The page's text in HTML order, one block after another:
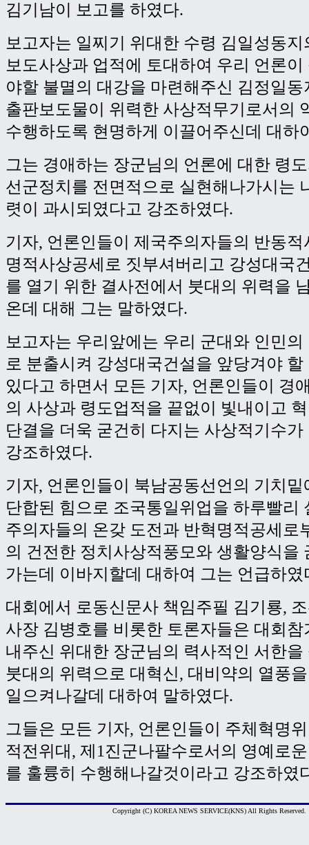
김기남이 보고를 하였다.
보고자는 일찌기 위대한 수령 김일성동
보도사상과 업적에 토대하여 우리 언론
야할 불멸의 대강을 마련해주신 김정일
출판보도물이 위력한 사상적무기로서의
수행하도록 현명하게 이끌어주신데 대하
그는 경애하는 장군님의 언론에 대한 령
선군정치를 전면적으로 실현해나가시는
렷이 과시되였다고 강조하였다.
기자, 언론인들이 제국주의자들의 반동
명적사상공세로 짓부셔버리고 강성대국
를 열기 위한 결사전에서 붓대의 위력을
온데 대해 그는 말하였다.
보고자는 우리앞에는 우리 군대와 인민
로 분출시켜 강성대국건설을 앞당겨야
있다고 하면서 모든 기자, 언론인들이 경
의 사상과 령도업적을 끝없이 빛내이고
단결을 더욱 굳건히 다지는 사상적기수가
강조하였다.
기자, 언론인들이 북남공동선언의 기치밑
단합된 힘으로 조국통일위업을 하루빨리
주의자들의 온갖 도전과 반혁명적공세로
의 건전한 정치사상적풍모와 생활양식을
가는데 이바지할데 대하여 그는 언급하였
대회에서 로동신문사 책임주필 김기룡,
사장 김병호를 비롯한 토론자들은 대회
내주신 위대한 장군님의 력사적인 서한
붓대의 위력으로 대혁신, 대비약의 열풍
일으켜나갈데 대하여 말하였다.
그들은 모든 기자, 언론인들이 주체혁명
적전위대, 제1진군나팔수로서의 영예로
를 훌륭히 수행해나갈것이라고 강조하였
Copyright (C) KOREA NEWS SERVICE(KNS) All Rights Reserved.